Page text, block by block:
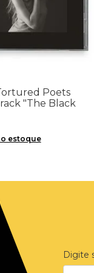
Poets
"The Black
estoque
Digite